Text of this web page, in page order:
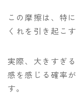
ROME
ROXY
SCAPE
この摩擦は、特
くれを引き起こ
実際、大きすぎ
感を感じる確率
す。